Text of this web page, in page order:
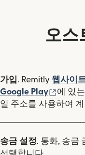
오스
가입. Remitly 웹사이
Google Play
(새 창
에 있
일 주소를 사용하여
송금 설정. 통화, 송금
선택합니다.